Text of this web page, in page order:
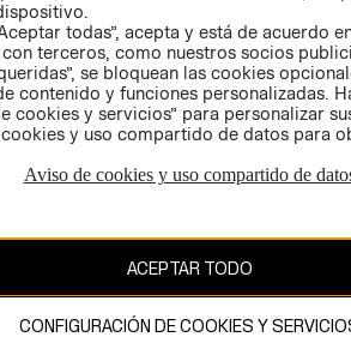
todas”, acepta y está de acuerdo
terceros, como nuestros socios
se bloquean las cookies
contenido y funciones personalizadas.
cookies y servicios” para personalizar
y uso compartido de datos para
Aviso de cookies y uso compartido de
ACEPTAR TODO
CONFIGURACIÓN DE COOKIES Y